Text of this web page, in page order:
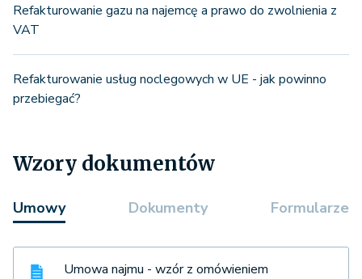
Refakturowanie gazu na najemcę a prawo do zwolnienia z
VAT
Refakturowanie usług noclegowych w UE - jak powinno
przebiegać?
Wzory dokumentów
Umowy Dokumenty Formularze
Umowa najmu - wzór z omówieniem